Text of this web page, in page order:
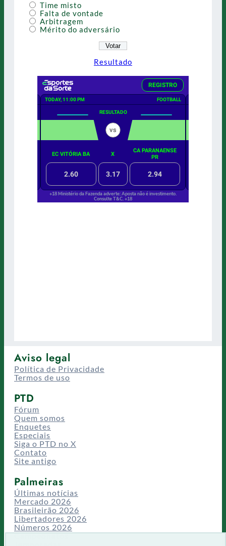
Time misto
Falta de vontade
Arbitragem
Mérito do adversário
Resultado
Aviso legal
Política de Privacidade
Termos de uso
PTD
Fórum
Quem somos
Enquetes
Especiais
Siga o PTD no X
Contato
Site antigo
Palmeiras
Últimas notícias
Mercado 2026
Brasileirão 2026
Libertadores 2026
Números 2026
Campeonatos